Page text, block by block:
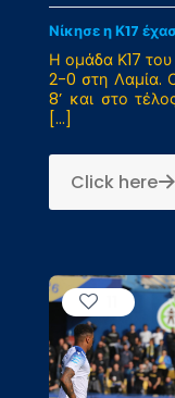
Νίκησε η Κ17
Η ομάδα Κ17
2-0 στη Λαμία.
8’ και στο
[…]
Click here